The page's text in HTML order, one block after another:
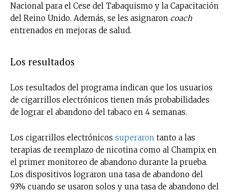
Nacional para el Cese del Tabaquismo y la Capacitación
del Reino Unido. Además, se les asignaron coach
entrenados en mejoras de salud.
Los resultados
Los resultados del programa indican que los usuarios
de cigarrillos electrónicos tienen más probabilidades
de lograr el abandono del tabaco en 4 semanas.
Los cigarrillos electrónicos superaron tanto a las
terapias de reemplazo de nicotina como al Champix en
el primer monitoreo de abandono durante la prueba.
Los dispositivos lograron una tasa de abandono del
93% cuando se usaron solos y una tasa de abandono del